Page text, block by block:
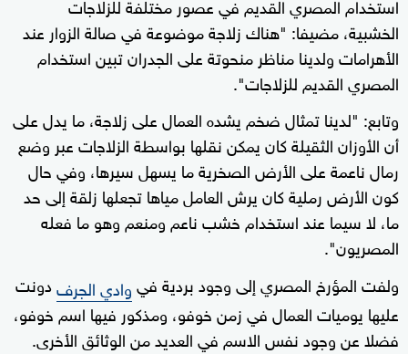
الخشبية، مضيفا: "هناك زلاجة موضوعة في صالة الزوار عند
الأهرامات ولدينا مناظر منحوتة على الجدران تبين استخدام
المصري القديم للزلاجات".
وتابع: "لدينا تمثال ضخم يشده العمال على زلاجة، ما يدل على
أن الأوزان الثقيلة كان يمكن نقلها بواسطة الزلاجات عبر وضع
رمال ناعمة على الأرض الصخرية ما يسهل سيرها، وفي حال
كون الأرض رملية كان يرش العامل مياها تجعلها زلقة إلى حد
ما، لا سيما عند استخدام خشب ناعم ومنعم وهو ما فعله
المصريون".
ولفت المؤرخ المصري إلى وجود بردية فيوادي الجرفدونت
عليها يوميات العمال في زمن خوفو، ومذكور فيها اسم خوفو،
فضلا عن وجود نفس الاسم في العديد من الوثائق الأخرى.